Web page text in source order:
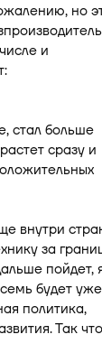
но
и
стал больше
сразу и
внутри
за
пойдет,
будет
политика,
Так